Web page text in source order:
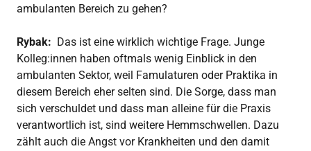
ambulanten Bereich zu gehen?
Rybak: Das ist eine wirklich wichtige Frage. Junge
Kolleg:innen haben oftmals wenig Einblick in den
ambulanten Sektor, weil Famulaturen oder Praktika in
diesem Bereich eher selten sind. Die Sorge, dass man
sich verschuldet und dass man alleine für die Praxis
verantwortlich ist, sind weitere Hemmschwellen. Dazu
zählt auch die Angst vor Krankheiten und den damit